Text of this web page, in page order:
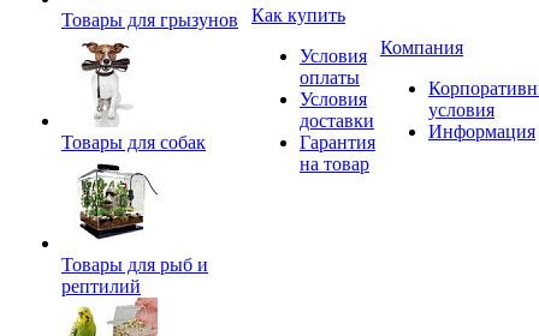
Товары для грызунов
Товары для собак
Товары для рыб и
рептилий
Как купить
Условия
оплаты
Условия
доставки
Гарантия
на товар
Компания
условия
Информация